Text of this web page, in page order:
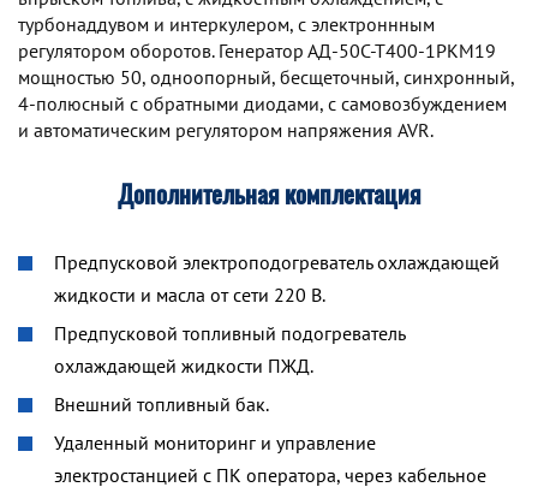
турбонаддувом и интеркулером, с электроннным
регулятором оборотов. Генератор АД-50С-Т400-1РКМ19
мощностью 50, одноопорный, бесщеточный, синхронный,
4-полюсный с обратными диодами, с самовозбуждением
и автоматическим регулятором напряжения AVR.
Дополнительная комплектация
Предпусковой электроподогреватель охлаждающей
жидкости и масла от сети 220 В.
Предпусковой топливный подогреватель
охлаждающей жидкости ПЖД.
Внешний топливный бак.
Удаленный мониторинг и управление
электростанцией с ПК оператора, через кабельное